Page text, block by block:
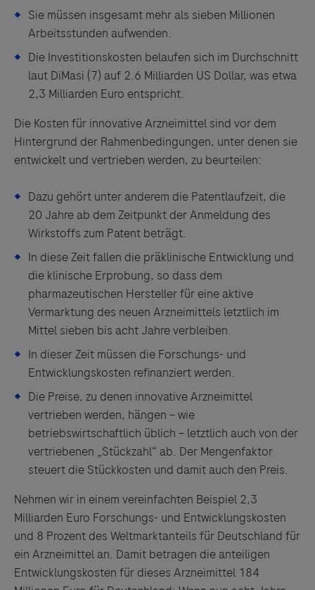
Sie müssen insgesamt mehr als sieben Millionen
Arbeitsstunden aufwenden.
Die Investitionskosten belaufen sich im Durchschnitt
laut DiMasi (7) auf 2.6 Milliarden US Dollar, was etwa
2,3 Milliarden Euro entspricht.
Die Kosten für innovative Arzneimittel sind vor dem
Hintergrund der Rahmenbedingungen, unter denen sie
entwickelt und vertrieben werden, zu beurteilen:
Dazu gehört unter anderem die Patentlaufzeit, die
20 Jahre ab dem Zeitpunkt der Anmeldung des
Wirkstoffs zum Patent beträgt.
In diese Zeit fallen die präklinische Entwicklung und
die klinische Erprobung, so dass dem
pharmazeutischen Hersteller für eine aktive
Vermarktung des neuen Arzneimittels letztlich im
Mittel sieben bis acht Jahre verbleiben.
In dieser Zeit müssen die Forschungs- und
Entwicklungskosten refinanziert werden.
Die Preise, zu denen innovative Arzneimittel
vertrieben werden, hängen – wie
betriebswirtschaftlich üblich – letztlich auch von der
vertriebenen „Stückzahl“ ab. Der Mengenfaktor
steuert die Stückkosten und damit auch den Preis.
Nehmen wir in einem vereinfachten Beispiel 2,3
Milliarden Euro Forschungs- und Entwicklungskosten
und 8 Prozent des Weltmarktanteils für Deutschland für
ein Arzneimittel an. Damit betragen die anteiligen
Entwicklungskosten für dieses Arzneimittel 184